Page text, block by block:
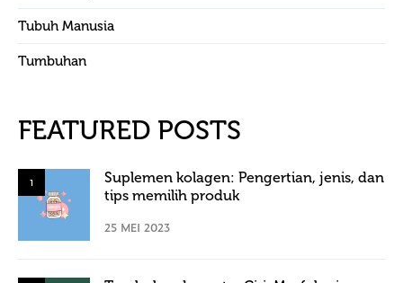
Tubuh Manusia
Tumbuhan
FEATURED POSTS
1
Suplemen kolagen: Pengertian, jenis, dan
tips memilih produk
25 MEI 2023